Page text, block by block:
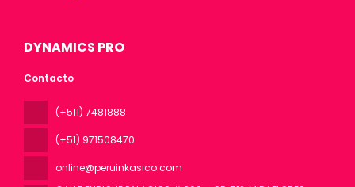
DYNAMICS PRO
Contacto
(+511) 7481888
(+51) 971508470
online@peruinkasico.com